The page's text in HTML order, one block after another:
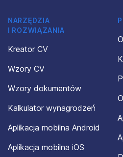
NARZĘDZIA
I ROZWIĄZANIA
Kreator CV
Wzory CV
Wzory dokumentów
Kalkulator wynagrodzeń
Aplikacja mobilna Android
Aplikacja mobilna iOS